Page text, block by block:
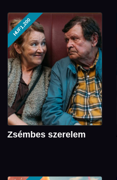
HUF1,200
Zsémbes szerelem